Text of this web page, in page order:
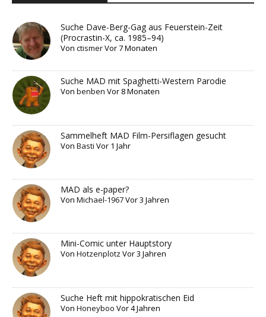
Suche Dave-Berg-Gag aus Feuerstein-Zeit
(Procrastin-X, ca. 1985–94)
VonctismerVor 7 Monaten
Suche MAD mit Spaghetti-Western Parodie
Vonbenben Vor 8 Monaten
Sammelheft MAD Film-Persiflagen gesucht
VonBasti Vor 1 Jahr
MAD als e-paper?
VonMichael-1967Vor 3 Jahren
Mini-Comic unter Hauptstory
VonHotzenplotz Vor 3 Jahren
Suche Heft mit hippokratischen Eid
VonHoneyboo Vor 4 Jahren